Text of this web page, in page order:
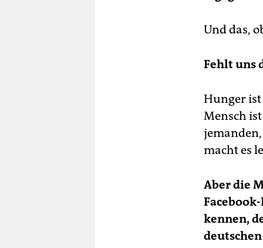
Und das,
Fehlt uns
Hunger ist
Mensch
macht es
Aber die
kennen,